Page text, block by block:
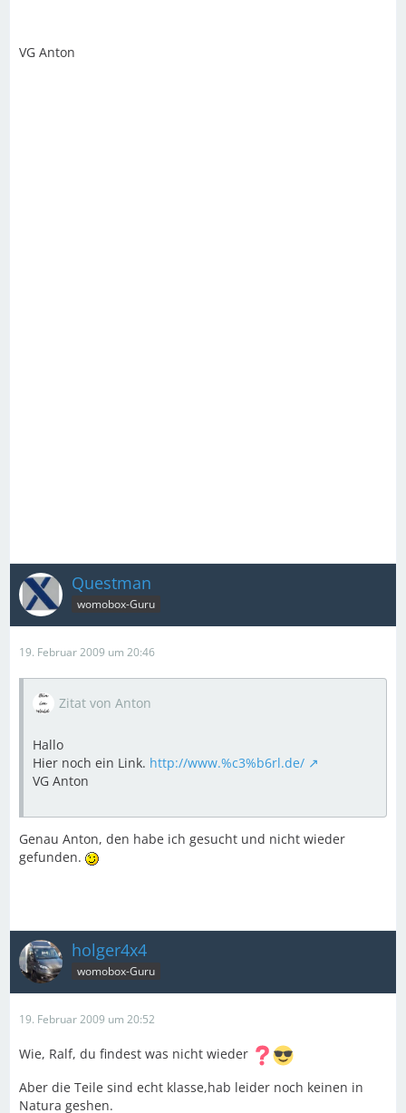
VG Anton
Questman
womobox-Guru
19. Februar 2009 um 20:46
Zitat von Anton
Hallo
Hier noch ein Link. http://www.%c3%b6rl.de/
VG Anton
Genau Anton, den habe ich gesucht und nicht wieder
gefunden.
holger4x4
womobox-Guru
19. Februar 2009 um 20:52
Wie, Ralf, du findest was nicht wieder
Aber die Teile sind echt klasse,hab leider noch keinen in
Natura geshen.